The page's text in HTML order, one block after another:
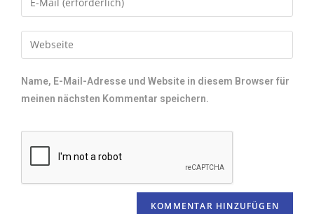
Name, E-Mail-Adresse und Website in diesem Browser für
meinen nächsten Kommentar speichern.